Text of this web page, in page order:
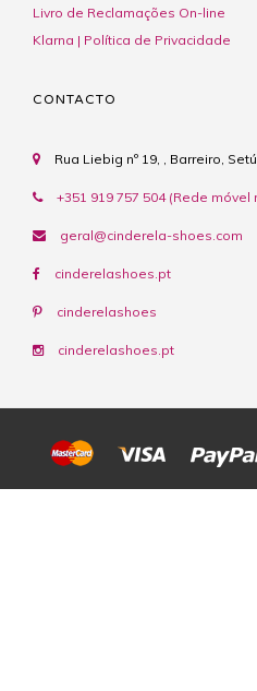
Livro de Reclamações On-line
Klarna | Política de Privacidade
CONTACTO
Rua Liebig nº 19, , Barreiro,
+351 919 757 504 (Rede móvel
geral@cinderela-shoes.com
cinderelashoes.pt
cinderelashoes
cinderelashoes.pt